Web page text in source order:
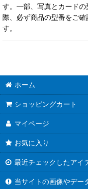
す。一部、写真とカード
際、必ず商品の型番をご
す。
ホーム
ショッピングカート
マイページ
お気に入り
最近チェックしたアイ
当サイトの画像やデー